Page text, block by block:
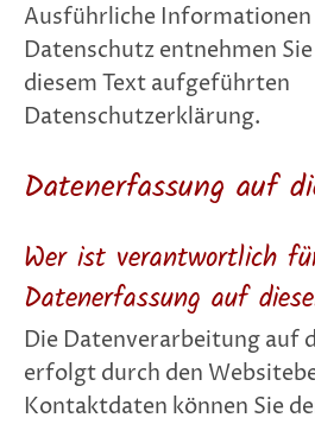
Ausführliche Informationen
Datenschutz entnehmen
diesem Text aufgeführten
Datenschutzerklärung.
Datenerfassung auf
Wer ist verantwortlich
Datenerfassung auf
Die Datenverarbeitung auf
erfolgt durch den
Kontaktdaten können Sie